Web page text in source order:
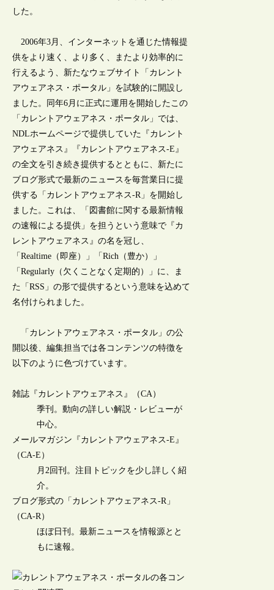
した。
2006年3月、インターネットを通じた情報提
供をより速く、より多く、またより効率的に
行えるよう、新たなウェブサイト「カレント
アウェアネス・ポータル」を試験的に開設し
ました。同年6月に正式に運用を開始したこの
「カレントアウェアネス・ポータル」では、
NDLホームページで提供していた『カレント
アウェアネス』『カレントアウェアネス-E』
の全文を引き続き提供するとともに、新たに
ブログ形式で最新のニュースを毎営業日に提
供する「カレントアウェアネス-R」を開始し
ました。これは、「図書館に関する最新情報
の速報による提供」を担うという意味で『カ
レントアウェアネス』の名を冠し、
「Realtime（即座）」「Rich（豊か）」
「Regularly（欠くことなく定期的）」に、ま
た「RSS」の形で提供するという意味を込めて
名付けられました。
「カレントアウェアネス・ポータル」の公
開以後、編集担当では各コンテンツの特徴を
以下のように色づけています。
雑誌『カレントアウェアネス』（CA）
季刊。動向の詳しい解説・レビューが
中心。
メールマガジン『カレントアウェアネス-E』
（CA-E）
月2回刊。注目トピックを少し詳しく紹
介。
ブログ形式の「カレントアウェアネス-R」
（CA-R）
ほぼ日刊。最新ニュースを情報源とと
もに速報。